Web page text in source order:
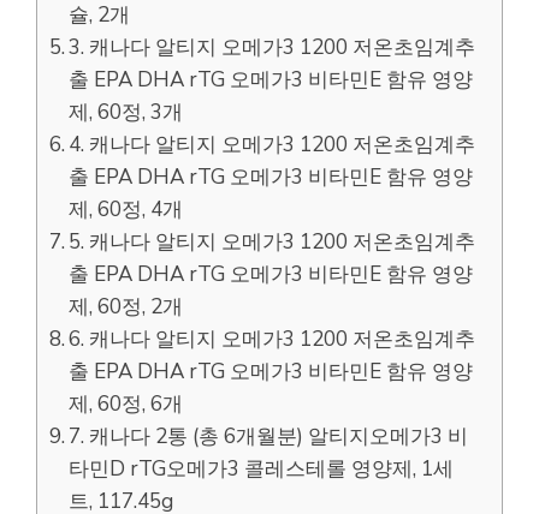
슐, 2개
3. 캐나다 알티지 오메가3 1200 저온초임계추
출 EPA DHA rTG 오메가3 비타민E 함유 영양
제, 60정, 3개
4. 캐나다 알티지 오메가3 1200 저온초임계추
출 EPA DHA rTG 오메가3 비타민E 함유 영양
제, 60정, 4개
5. 캐나다 알티지 오메가3 1200 저온초임계추
출 EPA DHA rTG 오메가3 비타민E 함유 영양
제, 60정, 2개
6. 캐나다 알티지 오메가3 1200 저온초임계추
출 EPA DHA rTG 오메가3 비타민E 함유 영양
제, 60정, 6개
7. 캐나다 2통 (총 6개월분) 알티지오메가3 비
타민D rTG오메가3 콜레스테롤 영양제, 1세
트, 117.45g